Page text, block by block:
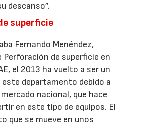
descanso”.
superficie
Fernando Menéndez,
Perforación de superficie en
el 2013 ha vuelto a ser un
departamento debido a
nacional, que hace
en este tipo de equipos. El
que se mueve en unos